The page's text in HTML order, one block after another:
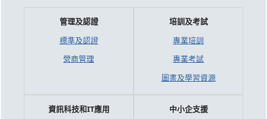
管理及認證
標準及認證
營商管理
培訓及考試
專業培訓
專業考試
圖書及學習資源
資訊科技和IT應用
中小企支援